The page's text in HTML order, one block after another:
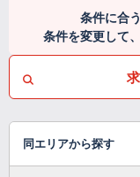
条件に合
条件を変更して
同エリアから探す